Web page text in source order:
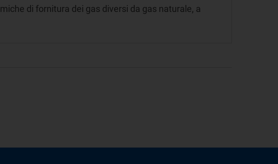
di fornitura dei gas diversi da gas naturale, a